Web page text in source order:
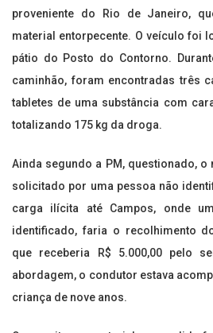
proveniente do Rio de Janeiro,
material entorpecente. O veículo foi
pátio do Posto do Contorno.
caminhão, foram encontradas três
tabletes de uma substância com
totalizando 175 kg da droga.
Ainda segundo a PM, questionado,
solicitado por uma pessoa não
carga ilícita até Campos, onde
identificado, faria o recolhimento
que receberia R$ 5.000,00 pelo
abordagem, o condutor estava
criança de nove anos.